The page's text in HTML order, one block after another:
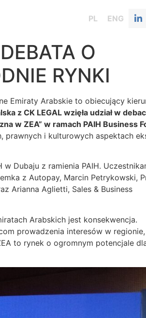
PL ENG
O
RYNKI
Emiraty Arabskie to obiecujący
z CK LEGAL wzięła udział w
w ZEA” w ramach PAIH Business
prawnych i kulturowych aspektach
Dubaju z ramienia PAIH.
z Autopay, Marcin Petrykowski,
Arianna Aglietti, Sales & Business
Arabskich jest konsekwencja.
prowadzenia interesów w
to rynek o ogromnym potencjale